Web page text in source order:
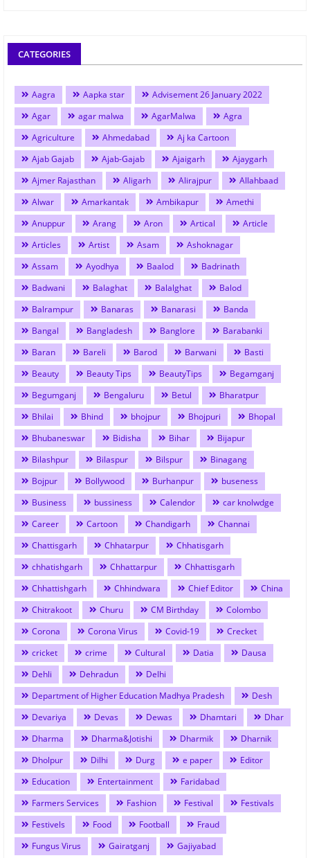
CATEGORIES
Aagra Aapka star
Advisement 26 January 2022
Agar
agar malwa AgarMalwa
Agra
Agriculture
Ahmedabad
Aj ka Cartoon
Ajab Gajab
Ajab-Gajab Ajaigarh
Ajaygarh
Ajmer Rajasthan
Aligarh Alirajpur
Allahbaad
Alwar
Amarkantak Ambikapur
Amethi
Anuppur
Arang Aron Artical
Article
Articles
Artist Asam
Ashoknagar
Assam
Ayodhya Baalod
Badrinath
Badwani
Balaghat Balalghat
Balod
Balrampur
Banaras Banarasi
Banda
Bangal
Bangladesh Banglore
Barabanki
Baran
Bareli Barod Barwani
Basti
Beauty
Beauty Tips BeautyTips
Begamganj
Begumganj
Bengaluru Betul
Bharatpur
Bhilai
Bhind bhojpur Bhojpuri
Bhopal
Bhubaneswar
Bidisha Bihar
Bijapur
Bilashpur
Bilaspur Bilspur
Binagang
Bojpur
Bollywood Burhanpur
buseness
Business
bussiness Calendor
car knolwdge
Career
Cartoon Chandigarh
Channai
Chattisgarh
Chhatarpur
Chhatisgarh
chhatishgarh
Chhattarpur
Chhattisgarh
Chhattishgarh
Chhindwara Chief Editor
China
Chitrakoot
Churu CM Birthday
Colombo
Corona
Corona Virus Covid-19
Crecket
cricket
crime Cultural Datia
Dausa
Dehli
Dehradun
Delhi
Department of Higher Education Madhya Pradesh
Desh
Devariya
Devas Dewas Dhamtari
Dhar
Dharma
Dharma&Jotishi Dharmik
Dharnik
Dholpur
Dilhi Durg e paper
Editor
Education
Entertainment
Faridabad
Farmers Services
Fashion Festival
Festivals
Festivels
Food Football
Fraud
Fungus Virus
Gairatganj
Gajiyabad